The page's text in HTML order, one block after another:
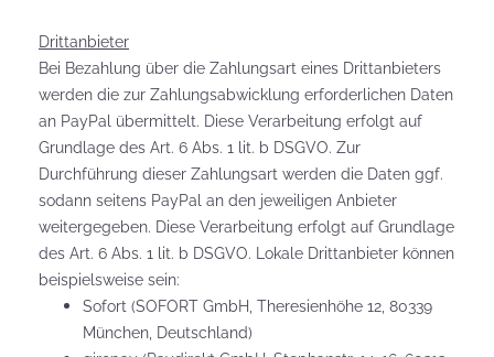
Drittanbieter
Bei Bezahlung über die Zahlungsart eines Drittanbieters
werden die zur Zahlungsabwicklung erforderlichen Daten
an PayPal übermittelt. Diese Verarbeitung erfolgt auf
Grundlage des Art. 6 Abs. 1 lit. b DSGVO. Zur
Durchführung dieser Zahlungsart werden die Daten ggf.
sodann seitens PayPal an den jeweiligen Anbieter
weitergegeben. Diese Verarbeitung erfolgt auf Grundlage
des Art. 6 Abs. 1 lit. b DSGVO. Lokale Drittanbieter können
beispielsweise sein:
Sofort (SOFORT GmbH, Theresienhöhe 12, 80339
München, Deutschland)